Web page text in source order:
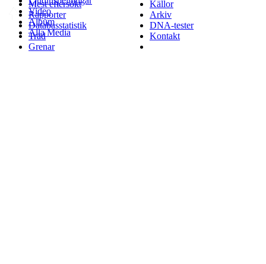
Video
Album
Alla Media
Mest eftersökt
Rapporter
Databasstatistik
Träd
Grenar
Källor
Arkiv
DNA-tester
Kontakt